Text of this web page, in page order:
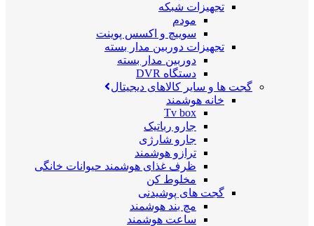
تجهیزات شبکه
مودم
سوییچ و اکسس پوینت
تجهیزات دوربین مدار بسته
دوربین مدار بسته
دستگاه DVR
گجت ها و سایر کالاهای دیجیتال
خانه هوشمند
Tv box
جارو رباتیک
جارو شارژی
ترازو هوشمند
ظرف غذای هوشمند حیوانات خانگی
مخلوط کن
گجت های پوشیدنی
مچ بند هوشمند
ساعت هوشمند